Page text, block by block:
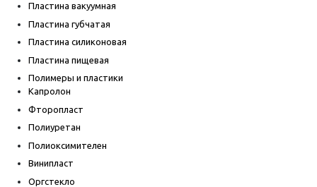
Пластина вакуумная
Пластина губчатая
Пластина силиконовая
Пластина пищевая
Полимеры и пластики
Капролон
Фторопласт
Полиуретан
Полиоксимителен
Винипласт
Оргстекло